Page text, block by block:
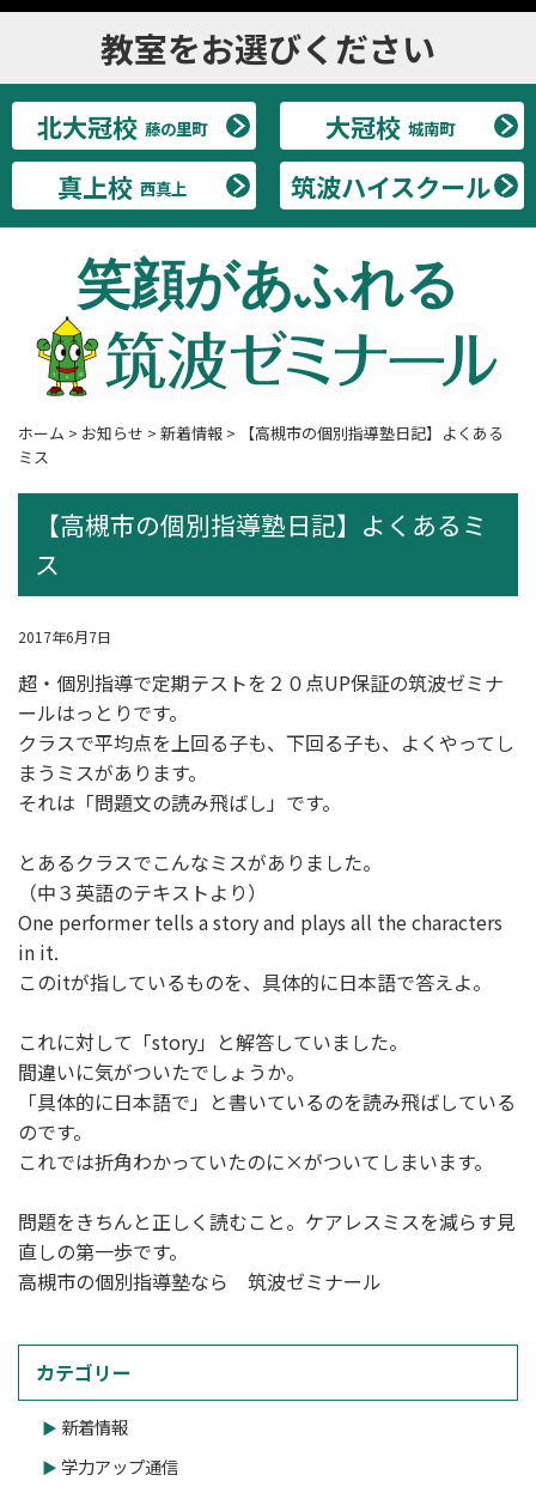
教室をお選びください
北大冠校 藤の里町 大冠校 城南町
真上校 西真上 筑波ハイスクール
笑顔があふれる
ホーム > お知らせ > 新着情報 >
【高槻市の個別指導塾日記】よくある
ミス
【高槻市の個別指導塾日記】よくあるミ
ス
2017年6月7日
超・個別指導で定期テストを２０点UP保証の筑波ゼミナ
ールはっとりです。
クラスで平均点を上回る子も、下回る子も、よくやってし
まうミスがあります。
それは「問題文の読み飛ばし」です。
とあるクラスでこんなミスがありました。
（中３英語のテキストより）
One performer tells a story and plays all the characters
in it.
このitが指しているものを、具体的に日本語で答えよ。
これに対して「story」と解答していました。
間違いに気がついたでしょうか。
「具体的に日本語で」と書いているのを読み飛ばしている
のです。
これでは折角わかっていたのに×がついてしまいます。
問題をきちんと正しく読むこと。ケアレスミスを減らす見
直しの第一歩です。
高槻市の個別指導塾なら 筑波ゼミナール
カテゴリー
新着情報
学力アップ通信